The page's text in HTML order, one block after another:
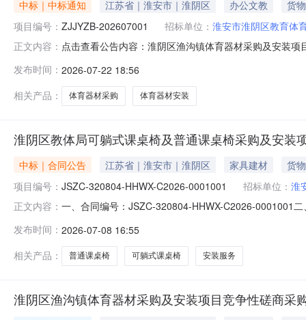
中标｜中标通知 江苏省｜淮安市｜淮阴区 办公文教
货物
项目编号： ZJJYZB-202607001 招标单位： 淮安市淮阴区教育体
正文内容： 点击查看公告内容：淮阴区渔沟镇体育器材采购及安装项
发布时间： 2026-07-22 18:56
相关产品：
体育器材采购 体育器材安装
淮阴区教体局可躺式课桌椅及普通课桌椅采购及安
中标｜合同公告 江苏省｜淮安市｜淮阴区 家具建材
货物
项目编号： JSZC-320804-HHWX-C2026-0001001 招标单位： 淮
正文内容： 一、合同编号：JSZC-320804-HHWX-C2026-0001001
椅采购及安装项目五、合同主体采购人（甲方）：淮安
发布时间： 2026-07-08 16:55
相关产品：
普通课桌椅 可躺式课桌椅 安装服务
淮阴区渔沟镇体育器材采购及安装项目竞争性磋商采